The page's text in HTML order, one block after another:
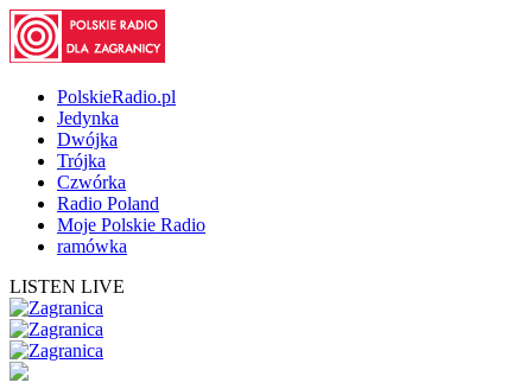
PolskieRadio.pl
Jedynka
Dwójka
Trójka
Czwórka
Radio Poland
Moje Polskie Radio
ramówka
LISTEN LIVE